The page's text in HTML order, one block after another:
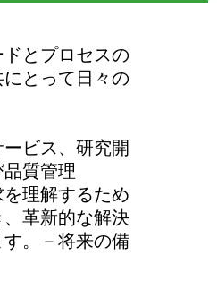
とプロセスの
とって日々の
ビス、研究開
質管理
理解するため
革新的な解決
。－将来の備